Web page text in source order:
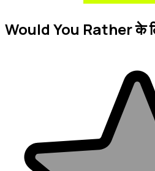
Would You Rather के